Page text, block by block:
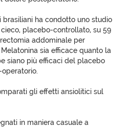
ha condotto uno studio
placebo-controllato, su 59
addominale per
sia efficace quanto la
siano più efficaci del placebo
gli effetti ansiolitici sul
in maniera casuale a